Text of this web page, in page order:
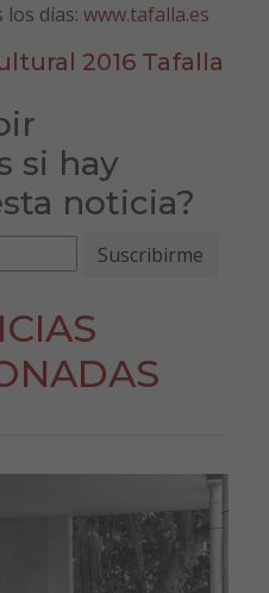
días: www.tafalla.es
2016 Tafalla
si hay
noticia?